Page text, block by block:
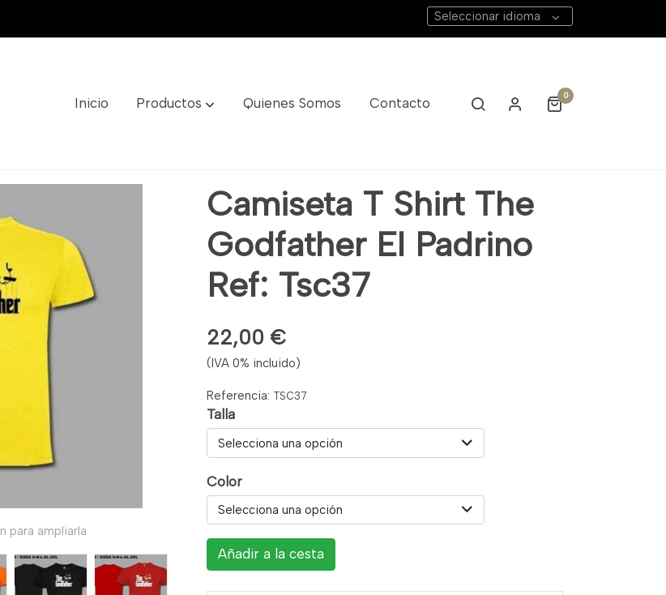
Seleccionar idioma
Inicio Productos Quienes Somos Contacto 0
Ref: Tsc37
para ampliarla
Camiseta T Shirt The
Godfather El Padrino
Ref: Tsc37
22,00 €
(IVA 0% incluido)
Referencia: TSC37
Talla
Selecciona una opción
Color
Selecciona una opción
Añadir a la cesta